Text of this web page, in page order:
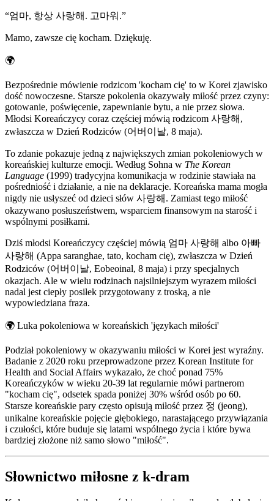
“엄마, 항상 사랑해. 고마워.”
Mamo, zawsze cię kocham. Dziękuję.
🌍
Bezpośrednie mówienie rodzicom 'kocham cię' to w Korei zjawisko
dość nowoczesne. Starsze pokolenia okazywały miłość przez czyny:
gotowanie, poświęcenie, zapewnianie bytu, a nie przez słowa.
Młodsi Koreańczycy coraz częściej mówią rodzicom 사랑해,
zwłaszcza w Dzień Rodziców (어버이날, 8 maja).
To zdanie pokazuje jedną z największych zmian pokoleniowych w
koreańskiej kulturze emocji. Według Sohna w The Korean
Language (1999) tradycyjna komunikacja w rodzinie stawiała na
pośredniość i działanie, a nie na deklaracje. Koreańska mama mogła
nigdy nie usłyszeć od dzieci słów 사랑해. Zamiast tego miłość
okazywano posłuszeństwem, wsparciem finansowym na starość i
wspólnymi posiłkami.
Dziś młodsi Koreańczycy częściej mówią 엄마 사랑해 albo 아빠
사랑해 (Appa saranghae, tato, kocham cię), zwłaszcza w Dzień
Rodziców (어버이날, Eobeoinal, 8 maja) i przy specjalnych
okazjach. Ale w wielu rodzinach najsilniejszym wyrazem miłości
nadal jest ciepły posiłek przygotowany z troską, a nie
wypowiedziana fraza.
🌍 Luka pokoleniowa w koreańskich 'językach miłości'
Podział pokoleniowy w okazywaniu miłości w Korei jest wyraźny.
Badanie z 2020 roku przeprowadzone przez Korean Institute for
Health and Social Affairs wykazało, że choć ponad 75%
Koreańczyków w wieku 20-39 lat regularnie mówi partnerom
"kocham cię", odsetek spada poniżej 30% wśród osób po 60.
Starsze koreańskie pary często opisują miłość przez 정 (jeong),
unikalne koreańskie pojęcie głębokiego, narastającego przywiązania
i czułości, które buduje się latami wspólnego życia i które bywa
bardziej złożone niż samo słowo "miłość".
Słownictwo miłosne z k-dram